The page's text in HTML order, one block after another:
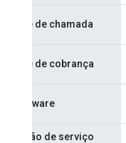
Fraude de chamada
Fraude de cobrança
Stalkerware
Negação de serviço